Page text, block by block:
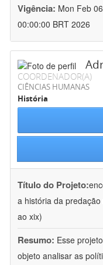
Vigência: Mon Feb
00:00:00 BRT 2026
COORDENADOR(A)
CIÊNCIAS HUMANAS
História
Título do Projeto:
a história da
ao xix)
Resumo: Esse
objeto analisar as